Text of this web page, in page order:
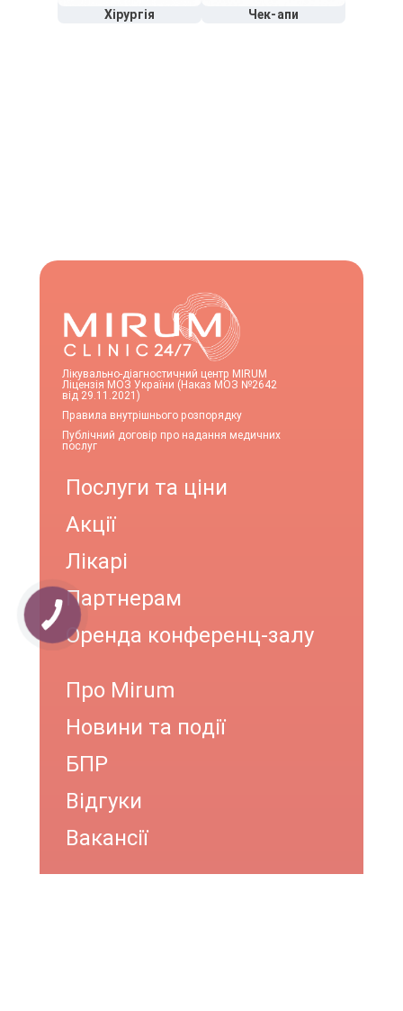
Хірургія Чек-апи
Лікувально-діагностичний центр MIRUM
Ліцензія МОЗ України (Наказ МОЗ №2642
від 29.11.2021)
Правила внутрішнього розпорядку
Публічний договір про надання медичних
послуг
Послуги та ціни
Акції
Лікарі
Партнерам
Оренда конференц-залу
Про Mirum
Новини та події
БПР
Відгуки
Вакансії
КНОПКА
ЗВ'ЯЗКУ